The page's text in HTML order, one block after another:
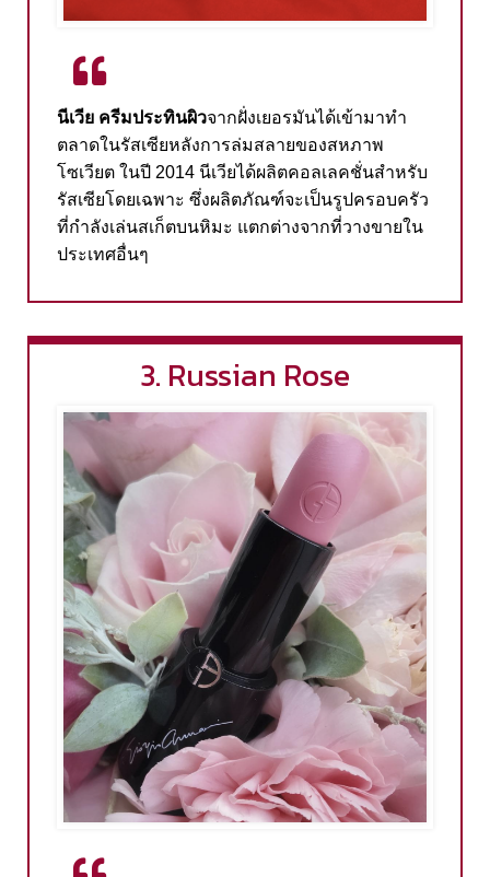
นีเวีย ครีมประทินผิวจากฝั่งเยอรมันได้เข้ามาทำ
ตลาดในรัสเซียหลังการล่มสลายของสหภาพ
โซเวียต ในปี 2014 นีเวียได้ผลิตคอลเลคชั่นสำหรับ
รัสเซียโดยเฉพาะ ซึ่งผลิตภัณฑ์จะเป็นรูปครอบครัว
ที่กำลังเล่นสเก็ตบนหิมะ แตกต่างจากที่วางขายใน
ประเทศอื่นๆ
3. Russian Rose